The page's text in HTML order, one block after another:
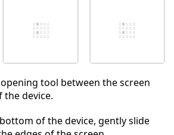
tool between the screen
the device.
of the device, gently slide